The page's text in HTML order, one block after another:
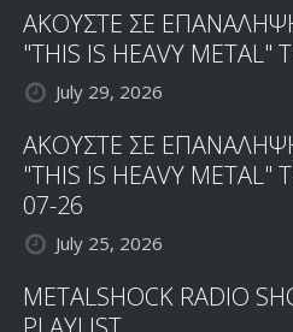
ΑΚΟΥΣΤΕ ΣΕ
"THIS IS HEAVY
July 29, 2026
ΑΚΟΥΣΤΕ ΣΕ
"THIS IS HEAVY
07-26
July 25, 2026
METALSHOCK RADIO